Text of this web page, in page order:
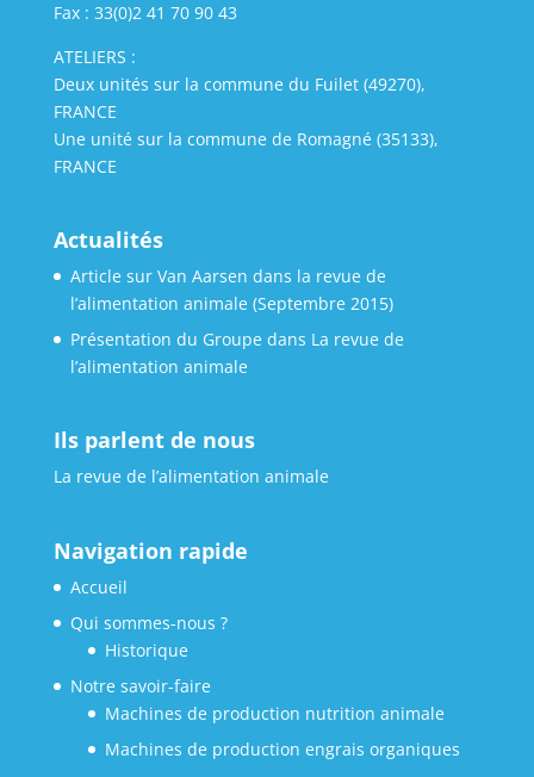
Fax : 33(0)2 41 70 90 43
ATELIERS :
Deux unités sur la commune du Fuilet (49270),
FRANCE
Une unité sur la commune de Romagné (35133),
FRANCE
Actualités
Article sur Van Aarsen dans la revue de
l’alimentation animale (Septembre 2015)
Présentation du Groupe dans La revue de
l’alimentation animale
Ils parlent de nous
La revue de l’alimentation animale
Navigation rapide
Accueil
Qui sommes-nous ?
Historique
Notre savoir-faire
Machines de production nutrition animale
Machines de production engrais organiques